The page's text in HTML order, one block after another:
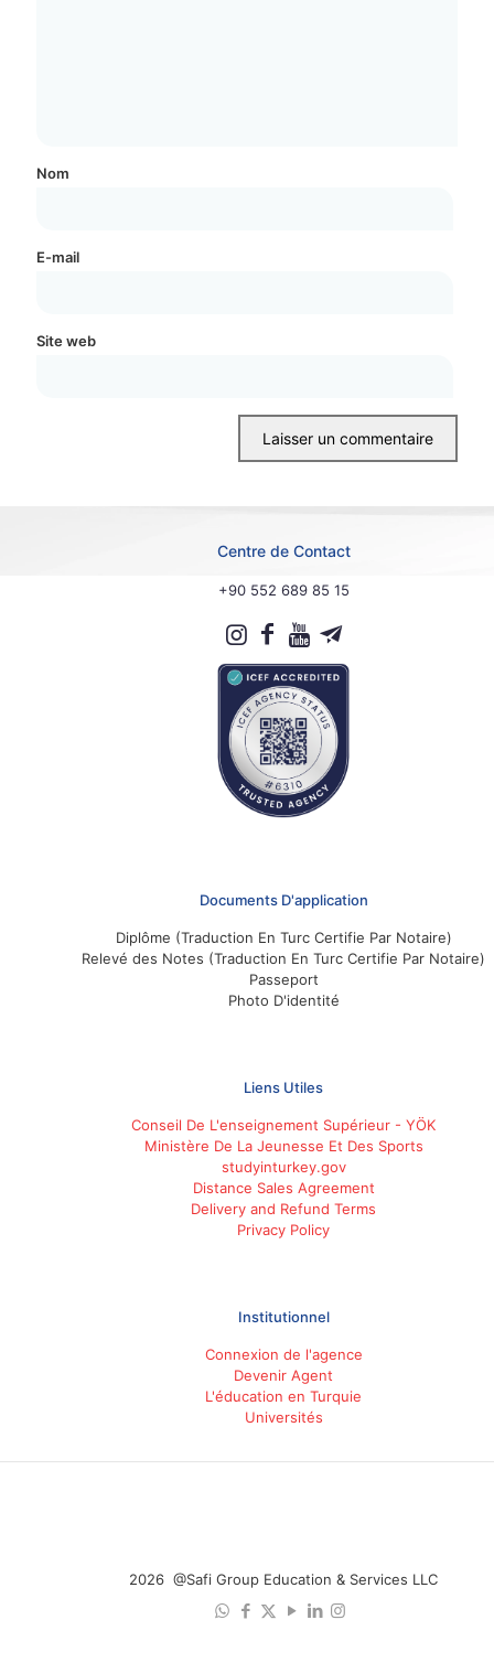
Nom
E-mail
Site web
Centre de Contact
+90 552 689 85 15
Documents D'application
Diplôme (Traduction En Turc Certifie Par Notaire)
Relevé des Notes (Traduction En Turc Certifie Par Notaire)
Passeport
Photo D'identité
Liens Utiles
Conseil De L'enseignement Supérieur - YÖK
Ministère De La Jeunesse Et Des Sports
studyinturkey.gov
Distance Sales Agreement
Delivery and Refund Terms
Privacy Policy
Institutionnel
Connexion de l'agence
Devenir Agent
L'éducation en Turquie
Universités
2026 @Safi Group Education & Services LLC